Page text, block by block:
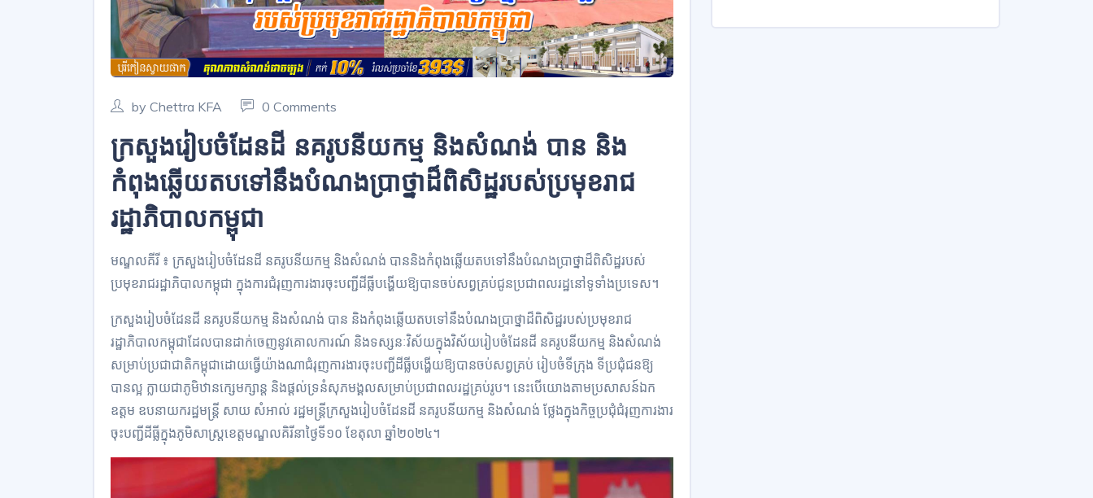
by Chettra KFA 0 Comments
ក្រសួងរៀបចំដែនដី នគរូបនីយកម្ម និងសំណង់ បាន និង
កំពុងឆ្លើយតបទៅនឹងបំណងប្រាថ្នាដ៏ពិសិដ្ឋរបស់ប្រមុខរាជ
រដ្ឋាភិបាលកម្ពុជា
មណ្ឌលគីរី ៖ ក្រសួងរៀបចំដែនដី នគរូបនីយកម្ម និងសំណង់ បាននិងកំពុងឆ្លើយតបទៅនឹងបំណងប្រាថ្នាដ៏ពិសិដ្ឋរបស់
ប្រមុខរាជរដ្ឋាភិបាលកម្ពុជា ក្នុងការជំរុញការងារចុះបញ្ជីដីធ្លីបង្ហើយឱ្យបានចប់សព្វគ្រប់ជូនប្រជាពលរដ្ឋនៅទូទាំងប្រទេស។
ក្រសួងរៀបចំដែនដី នគរូបនីយកម្ម និងសំណង់ បាន និងកំពុងឆ្លើយតបទៅនឹងបំណងប្រាថ្នាដ៏ពិសិដ្ឋរបស់ប្រមុខរាជ
រដ្ឋាភិបាលកម្ពុជាដែលបានដាក់ចេញនូវគោលការណ៍ និងទស្សនៈវិស័យក្នុងវិស័យរៀបចំដែនដី នគរូបនីយកម្ម និងសំណង់
សម្រាប់ប្រជាជាតិកម្ពុជាដោយធ្វើយ៉ាងណាជំរុញការងារចុះបញ្ជីដីធ្លីបង្ហើយឱ្យបានចប់សព្វគ្រប់ រៀបចំទីក្រុង ទីប្រជុំជនឱ្យ
បានល្អ ក្លាយជាភូមិឋានក្សេមក្សាន្ត និងផ្ដល់ទ្រនំសុភមង្គលសម្រាប់ប្រជាពលរដ្ឋគ្រប់រូប។ នេះបើយោងតាមប្រសាសន៍ឯក
ឧត្តម ឧបនាយករដ្ឋមន្ត្រី សាយ សំអាល់ រដ្ឋមន្ត្រីក្រសួងរៀបចំដែនដី នគរូបនីយកម្ម និងសំណង់ ថ្លែងក្នុងកិច្ចប្រជុំជំរុញការងារ
ចុះបញ្ជីដីធ្លីក្នុងភូមិសាស្ត្រខេត្តមណ្ឌលគិរីនាថ្ងៃទី១០ ខែតុលា ឆ្នាំ២០២៤។